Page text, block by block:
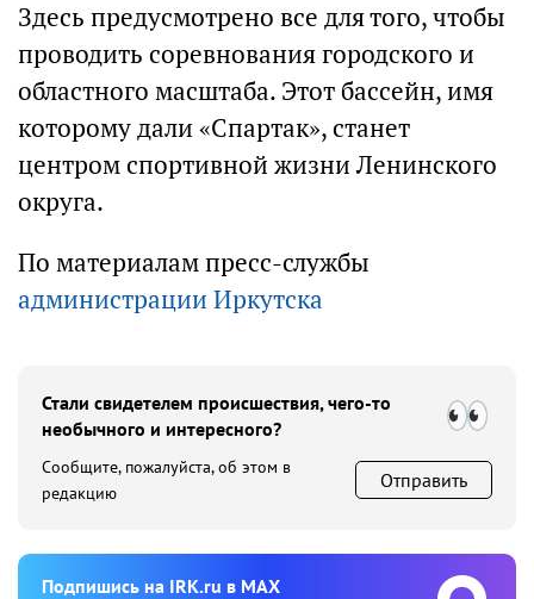
Здесь предусмотрено все для того, чтобы
проводить соревнования городского и
областного масштаба. Этот бассейн, имя
которому дали «Спартак», станет
центром спортивной жизни Ленинского
округа.
По материалам пресс-службы
администрации Иркутска
Стали свидетелем происшествия, чего-то
необычного и интересного?
Сообщите, пожалуйста, об этом в
редакцию
Отправить
Подпишиcь на IRK.ru в MAX